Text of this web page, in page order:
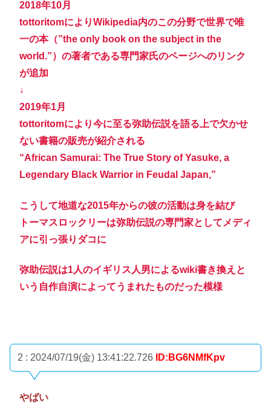
2018年10月
tottoritomによりWikipedia内のこの分野で世界で唯
一の本（”the only book on the subject in the
world.”）の著者である専門家氏のページへのリンク
が追加
↓
2019年1月
tottoritomにより今に至る弥助伝説を語る上で欠かせ
ない書籍の販売が紹介される
“African Samurai: The True Story of Yasuke, a
Legendary Black Warrior in Feudal Japan,”
こうして地道な2015年からの彼の活動は身を結び
トーマスロックリーは弥助伝説の専門家としてメディ
アに引っ張りダコに
弥助伝説は1人のイギリス人男によるwiki書き換えと
いう自作自演によってうまれたものだった模様
2 : 2024/07/19(金) 13:41:22.726 ID:BG6NMfKpv
やばい